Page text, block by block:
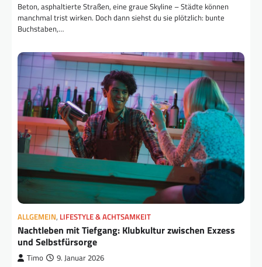
Beton, asphaltierte Straßen, eine graue Skyline – Städte können
manchmal trist wirken. Doch dann siehst du sie plötzlich: bunte
Buchstaben,…
ALLGEMEIN, LIFESTYLE & ACHTSAMKEIT
Nachtleben mit Tiefgang: Klubkultur zwischen Exzess
und Selbstfürsorge
Timo 9. Januar 2026